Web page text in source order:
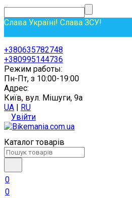
Слава Україні! Слава ЗСУ!
+380635782748
+380995144736
Режим работы:
Пн-Пт, з 10:00-19:00
Адрес:
Київ, вул. Мішуги, 9а
UA | RU
Увійти
Каталог товарів
0
0